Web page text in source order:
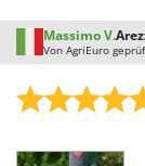
Tenco
Tineco
Titania
Tornado
Tre Spade
Massimo V.
Von AgriEuro